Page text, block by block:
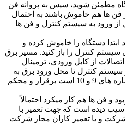
مطمئن شوید، سپس به پروانه فن
فن ها هم خاموش باشند به احتمال
از ورود به سیستم کنترل و فن ها
ابتدا دستگاه را خاموش کرده و
کنترل را باز کنید. مسیر برق
از کابل ورودی، ترمینال
کنترل تا محل ورود برق به
سیستم کنترل که با شماره های 9 و 10 است برقرار و محکم
و فن ها هم کار میکرد احتمالاً
دیده است که جهت تعمیر با
و یا تعمیر کاران مجاز شرکت